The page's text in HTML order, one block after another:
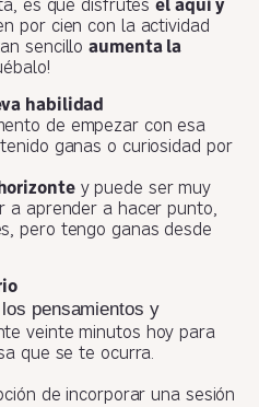
es que disfrutesel aquí y
por cien con la actividad
sencilloaumenta la
habilidad
de empezar con esa
ganas o curiosidad por
y puede ser muy
a aprender a hacer punto,
pero tengo ganas desde
pensamientos y
veinte minutos hoy para
que se te ocurra.
de incorporar una sesión